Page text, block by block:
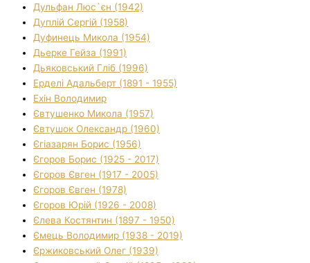
Дульфан Люс`єн (1942)
Дуплій Сергій (1958)
Дуфинець Микола (1954)
Дьерке Гейза (1991)
Дьяковський Гліб (1996)
Ерделі Адальберт (1891 - 1955)
Ехін Володимир
Євтушенко Микола (1957)
Євтушок Олександр (1960)
Єгіазарян Борис (1956)
Єгоров Борис (1925 - 2017)
Єгоров Євген (1917 - 2005)
Єгоров Євген (1978)
Єгоров Юрій (1926 - 2008)
Єлева Костянтин (1897 - 1950)
Ємець Володимир (1938 - 2019)
Єржиковський Олег (1939)